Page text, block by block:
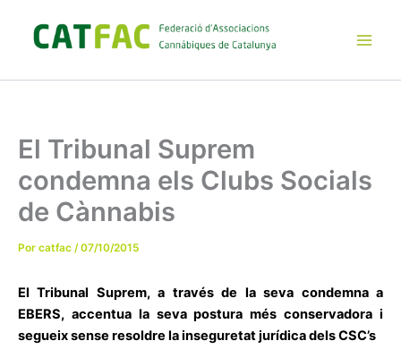
contenido
El Tribunal Suprem
condemna els Clubs Socials
de Cànnabis
Por catfac /07/10/2015
El Tribunal Suprem, a través de la seva condemna a
EBERS, accentua la seva postura més conservadora i
segueix sense resoldre la inseguretat jurídica dels CSC’s